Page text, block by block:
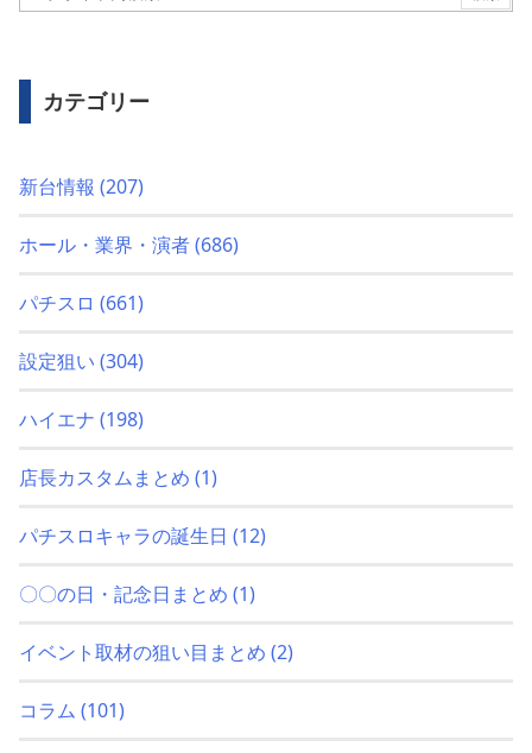
カテゴリー
新台情報 (207)
ホール・業界・演者(686)
パチスロ (661)
設定狙い (304)
ハイエナ (198)
店長カスタムまとめ (1)
パチスロキャラの誕生日 (12)
〇〇の日・記念日まとめ (1)
イベント取材の狙い目まとめ (2)
コラム (101)